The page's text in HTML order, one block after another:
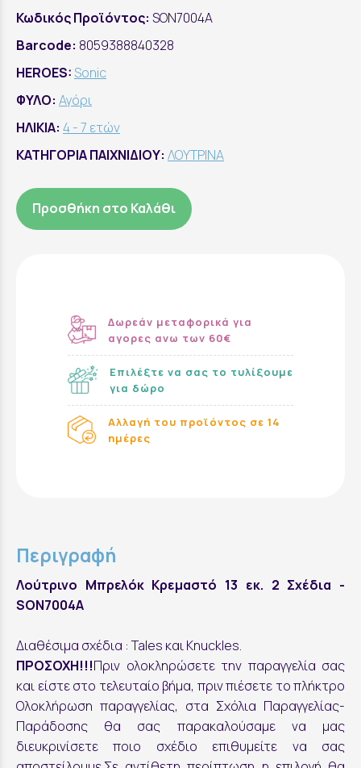
Κωδικός Προϊόντος: SON7004A
Barcode: 8059388840328
HEROES:Sonic
ΦΥΛΟ: Αγόρι
ΗΛΙΚΙΑ: 4 - 7 ετών
ΚΑΤΗΓΟΡΙΑ ΠΑΙΧΝΙΔΙΟΥ: ΛΟΥΤΡΙΝΑ
Προσθήκη στο Καλάθι
Δωρεάν μεταφορικά για
αγορες ανω των 60€
Επιλέξτε να σας το τυλίξουμε
για δώρο
Αλλαγή του προϊόντος σε 14
ημέρες
Περιγραφή
Λούτρινο Μπρελόκ Κρεμαστό 13 εκ. 2 Σχέδια -
SON7004A
Διαθέσιμα σχέδια : Tales και Knuckles.
ΠΡΟΣΟΧΗ!!!Πριν ολοκληρώσετε την παραγγελία σας
και είστε στο τελευταίο βήμα, πριν πιέσετε το πλήκτρο
Ολοκλήρωση παραγγελίας, στα Σχόλια Παραγγελίας-
Παράδοσης θα σας παρακαλούσαμε να μας
διευκρινίσετε ποιο σχέδιο επιθυμείτε να σας